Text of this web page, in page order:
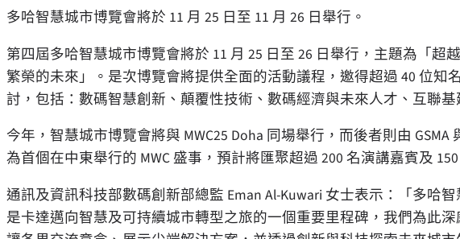
多哈智慧城市博覽會將於 11 月 25 日至 11 月 26 日舉行。
第四屆多哈智慧城市博覽會將於 11 月 25 日至 26 日舉行，主題為「超
繁榮的未來」。是次博覽會將提供全面的活動議程，邀得超過 40 位知
討，包括：數碼智慧創新、顛覆性技術、數碼經濟與未來人才、互聯基
今年，智慧城市博覽會將與 MWC25 Doha 同場舉行，而後者則由 GSMA
為首個在中東舉行的 MWC 盛事，預計將匯聚超過 200 名演講嘉賓及
通訊及資訊科技部數碼創新部總監 Eman Al-Kuwari 女士表示：「多哈智
是卡達邁向智慧及可持續城市轉型之旅的一個重要里程碑，我們為此